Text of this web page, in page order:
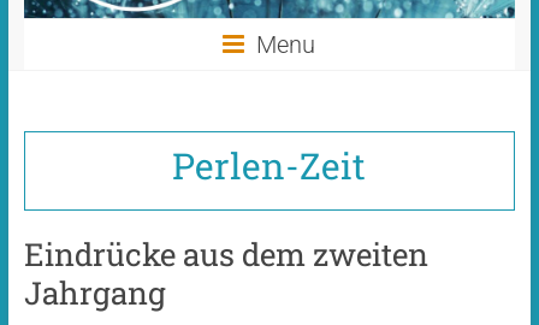
Menu
Perlen-Zeit
Eindrücke aus dem zweiten
Jahrgang